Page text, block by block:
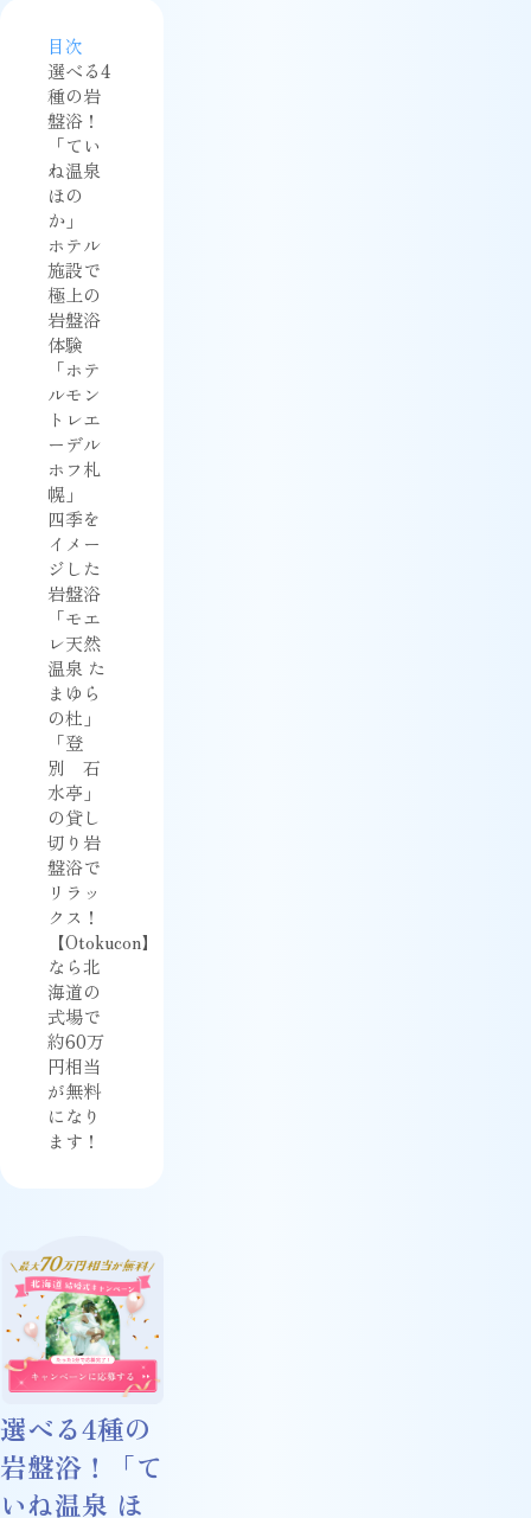
目次
選べる4
種の岩
盤浴！
「てい
ね温泉
ほの
か」
ホテル
施設で
極上の
岩盤浴
体験
「ホテ
ルモン
トレエ
ーデル
ホフ札
幌」
四季を
イメー
ジした
岩盤浴
「モエ
レ天然
温泉 た
まゆら
の杜」
「登
別 石
水亭」
の貸し
切り岩
盤浴で
リラッ
クス！
【Otokucon】
なら北
海道の
式場で
約60万
円相当
が無料
になり
ます！
選べる4種の
岩盤浴！「て
いね温泉 ほ